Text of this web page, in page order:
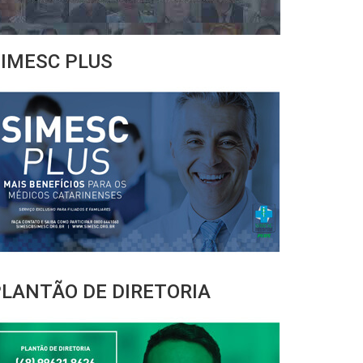
PLUS
DE DIRETORIA